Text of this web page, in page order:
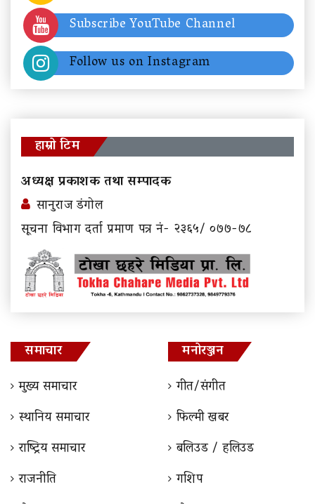
Subscribe YouTube Channel
Follow us on Instagram
हाम्रो टिम
अध्यक्ष प्रकाशक तथा सम्पादक
सानुराज डंगोल
सूचना विभाग दर्ता प्रमाण पत्र नं- २३६५/ ०७७-७८
समाचार
मुख्य समाचार
स्थानिय समाचार
राष्ट्रिय समाचार
राजनीति
मनोरञ्जन
गीत/संगीत
फिल्मी खबर
बलिउड / हलिउड
गशिप